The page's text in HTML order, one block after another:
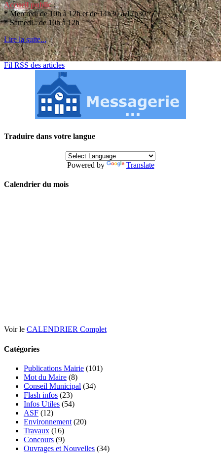
Accueil public:
*Mercredi de 10h à 12h et de 14h30 à 17h30
*Samedi : de 10h à 12h
Lire la suite...
Fil RSS des articles
Traduire dans votre langue
Powered by Translate
Calendrier du mois
Voir le CALENDRIER Complet
Catégories
Publications Mairie (101)
Mot du Maire (8)
Conseil Municipal (34)
Flash infos (23)
Infos Utiles (54)
ASF (12)
Environnement (20)
Travaux (16)
Concours (9)
Ouvrages et Nouvelles (34)